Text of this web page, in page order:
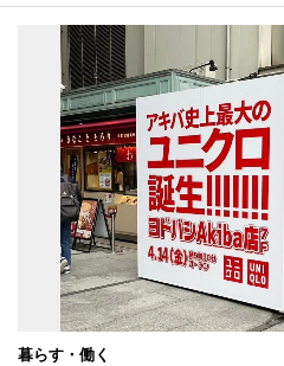
暮らす・働く